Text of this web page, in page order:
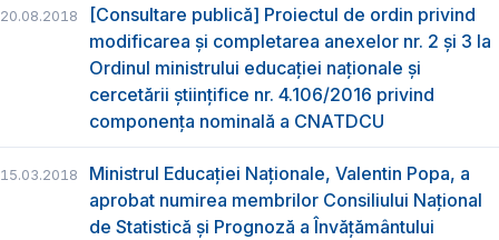
20.08.2018
[Consultare publică] Proiectul de ordin privind
modificarea și completarea anexelor nr. 2 și 3 la
Ordinul ministrului educației naționale și
cercetării științifice nr. 4.106/2016 privind
componența nominală a CNATDCU
15.03.2018
Ministrul Educației Naționale, Valentin Popa, a
aprobat numirea membrilor Consiliului Național
de Statistică și Prognoză a Învățământului